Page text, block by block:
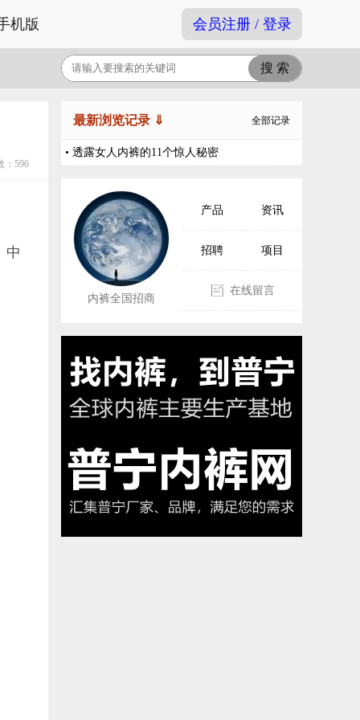
机版 会员注册 / 登录
：596
中
最新浏览记录 ⇓ 全部记录
• 透露女人内裤的11个惊人秘密
内裤全国招商
产品 资讯
招聘 项目
在线留言